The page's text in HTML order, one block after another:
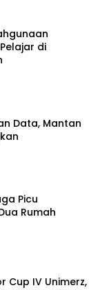
di
Data, Mantan
Picu
Rumah
Cup IV Unimerz,